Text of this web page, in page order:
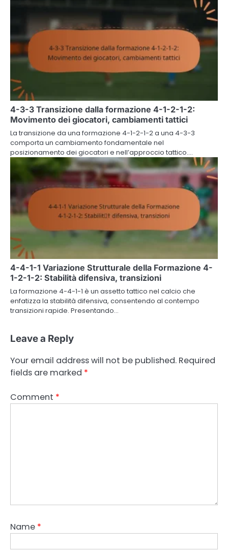
4-3-3 Transizione dalla formazione 4-1-2-1-2:
Movimento dei giocatori, cambiamenti tattici
La transizione da una formazione 4-1-2-1-2 a una 4-3-3
comporta un cambiamento fondamentale nel
posizionamento dei giocatori e nell’approccio tattico.…
4-4-1-1 Variazione Strutturale della Formazione 4-
1-2-1-2: Stabilità difensiva, transizioni
La formazione 4-4-1-1 è un assetto tattico nel calcio che
enfatizza la stabilità difensiva, consentendo al contempo
transizioni rapide. Presentando…
Leave a Reply
Your email address will not be published. Required
fields are marked *
Comment *
Name *